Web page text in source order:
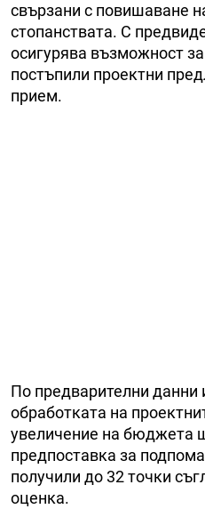
свързани с повишаване
стопанствата. С
осигурява възможност
постъпили проектни
прием.
По предварителни
обработката на
увеличение на бюджета
предпоставка за
получили до 32 точки
оценка.